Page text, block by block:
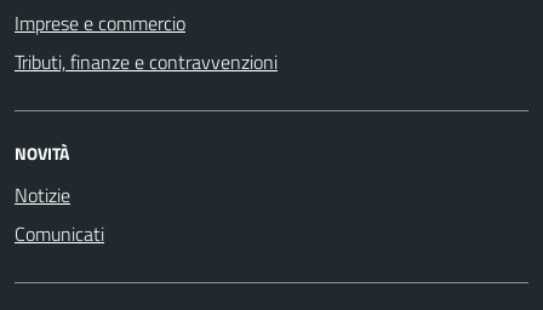
Imprese e commercio
Tributi, finanze e contravvenzioni
NOVITÀ
Notizie
Comunicati